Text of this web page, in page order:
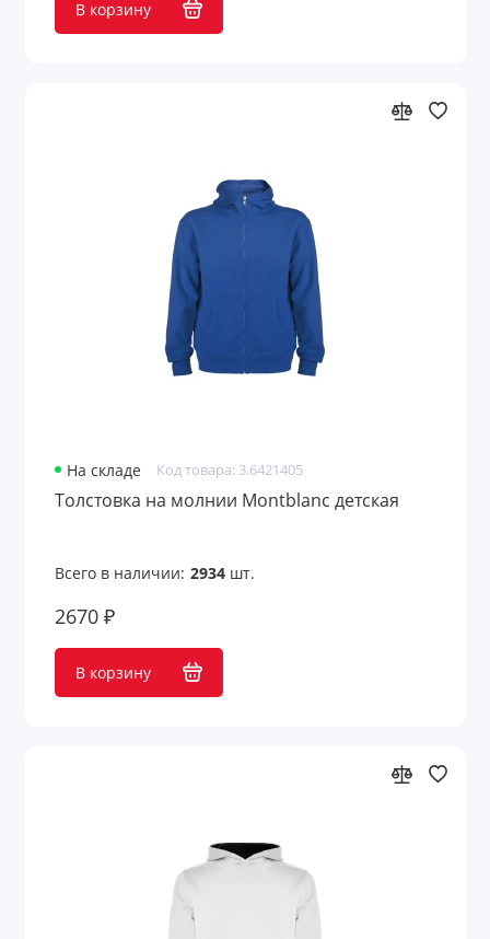
В корзину
На складе Код товара: 3.6421405
Толстовка на молнии Montblanc детская
Всего в наличии: 2934шт.
2670 ₽
В корзину